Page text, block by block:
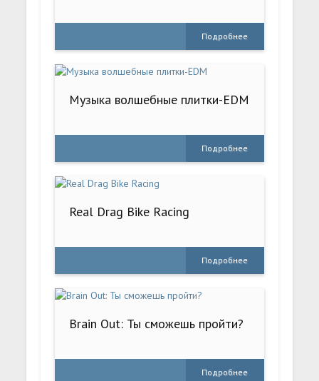
Подробнее
Музыка волшебные плитки-EDM
Подробнее
Real Drag Bike Racing
Подробнее
Brain Out: Ты сможешь пройти?
Подробнее